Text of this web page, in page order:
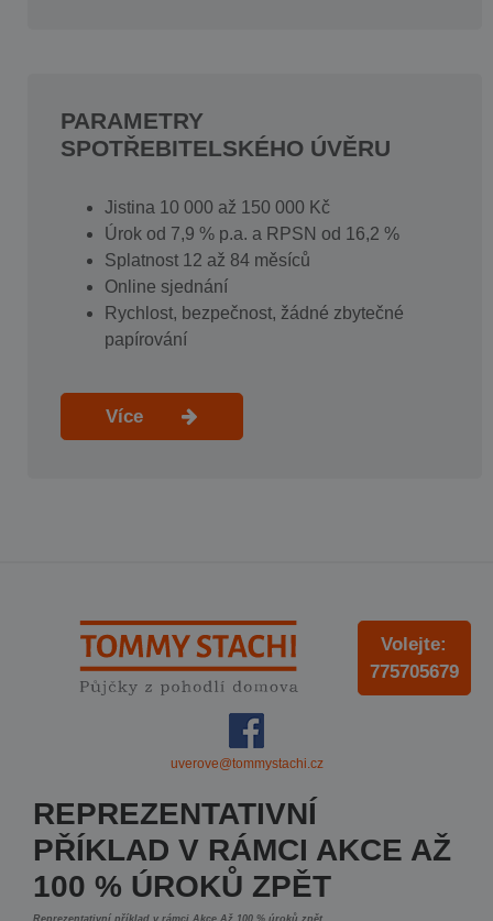
PARAMETRY
SPOTŘEBITELSKÉHO ÚVĚRU
Jistina 10 000 až 150 000 Kč
Úrok od 7,9 % p.a. a RPSN od 16,2 %
Splatnost 12 až 84 měsíců
Online sjednání
Rychlost, bezpečnost, žádné zbytečné
papírování
Více
Volejte:
775705679
uverove@tommystachi.cz
REPREZENTATIVNÍ
PŘÍKLAD V RÁMCI AKCE AŽ
100 % ÚROKŮ ZPĚT
Reprezentativní příklad v rámci Akce Až 100 % úroků zpět